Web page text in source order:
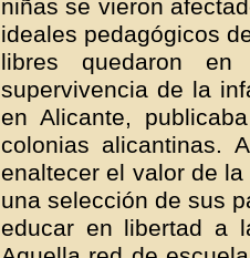
niñas se vieron
ideales pedagógicos
libres quedaron
supervivencia de la
en Alicante,
colonias alicantinas.
enaltecer el valor de
una selección de sus
educar en libertad a